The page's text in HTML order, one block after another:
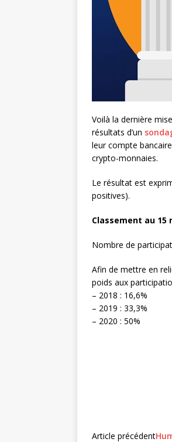
Voilà la dernière
résultats d’un
leur compte
crypto-monnaies.
Le résultat est
positives).
Classement au 15
Nombre de
Afin de mettre en
poids aux
– 2018 : 16,6%
– 2019 : 33,3%
– 2020 : 50%
Article précédent